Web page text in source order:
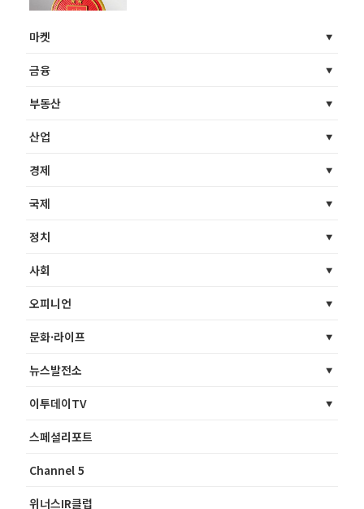
마켓
금융
부동산
산업
경제
국제
정치
사회
오피니언
문화·라이프
뉴스발전소
이투데이TV
스페셜리포트
Channel 5
위너스IR클럽